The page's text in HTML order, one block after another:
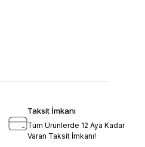
Taksit İmkanı
Tüm Ürünlerde 12 Aya Kadar
Varan Taksit İmkanı!